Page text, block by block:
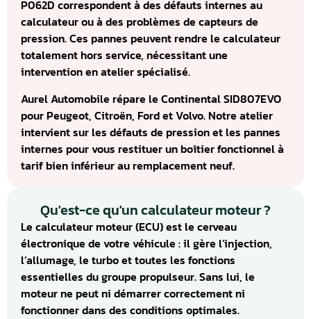
P062D correspondent à des défauts internes au
calculateur ou à des problèmes de capteurs de
pression. Ces pannes peuvent rendre le calculateur
totalement hors service, nécessitant une
intervention en atelier spécialisé.
Aurel Automobile répare le Continental SID807EVO
pour Peugeot, Citroën, Ford et Volvo. Notre atelier
intervient sur les défauts de pression et les pannes
internes pour vous restituer un boîtier fonctionnel à
tarif bien inférieur au remplacement neuf.
Qu'est-ce qu'un calculateur moteur ?
Le calculateur moteur (ECU) est le cerveau
électronique de votre véhicule : il gère l’injection,
l’allumage, le turbo et toutes les fonctions
essentielles du groupe propulseur. Sans lui, le
moteur ne peut ni démarrer correctement ni
fonctionner dans des conditions optimales.